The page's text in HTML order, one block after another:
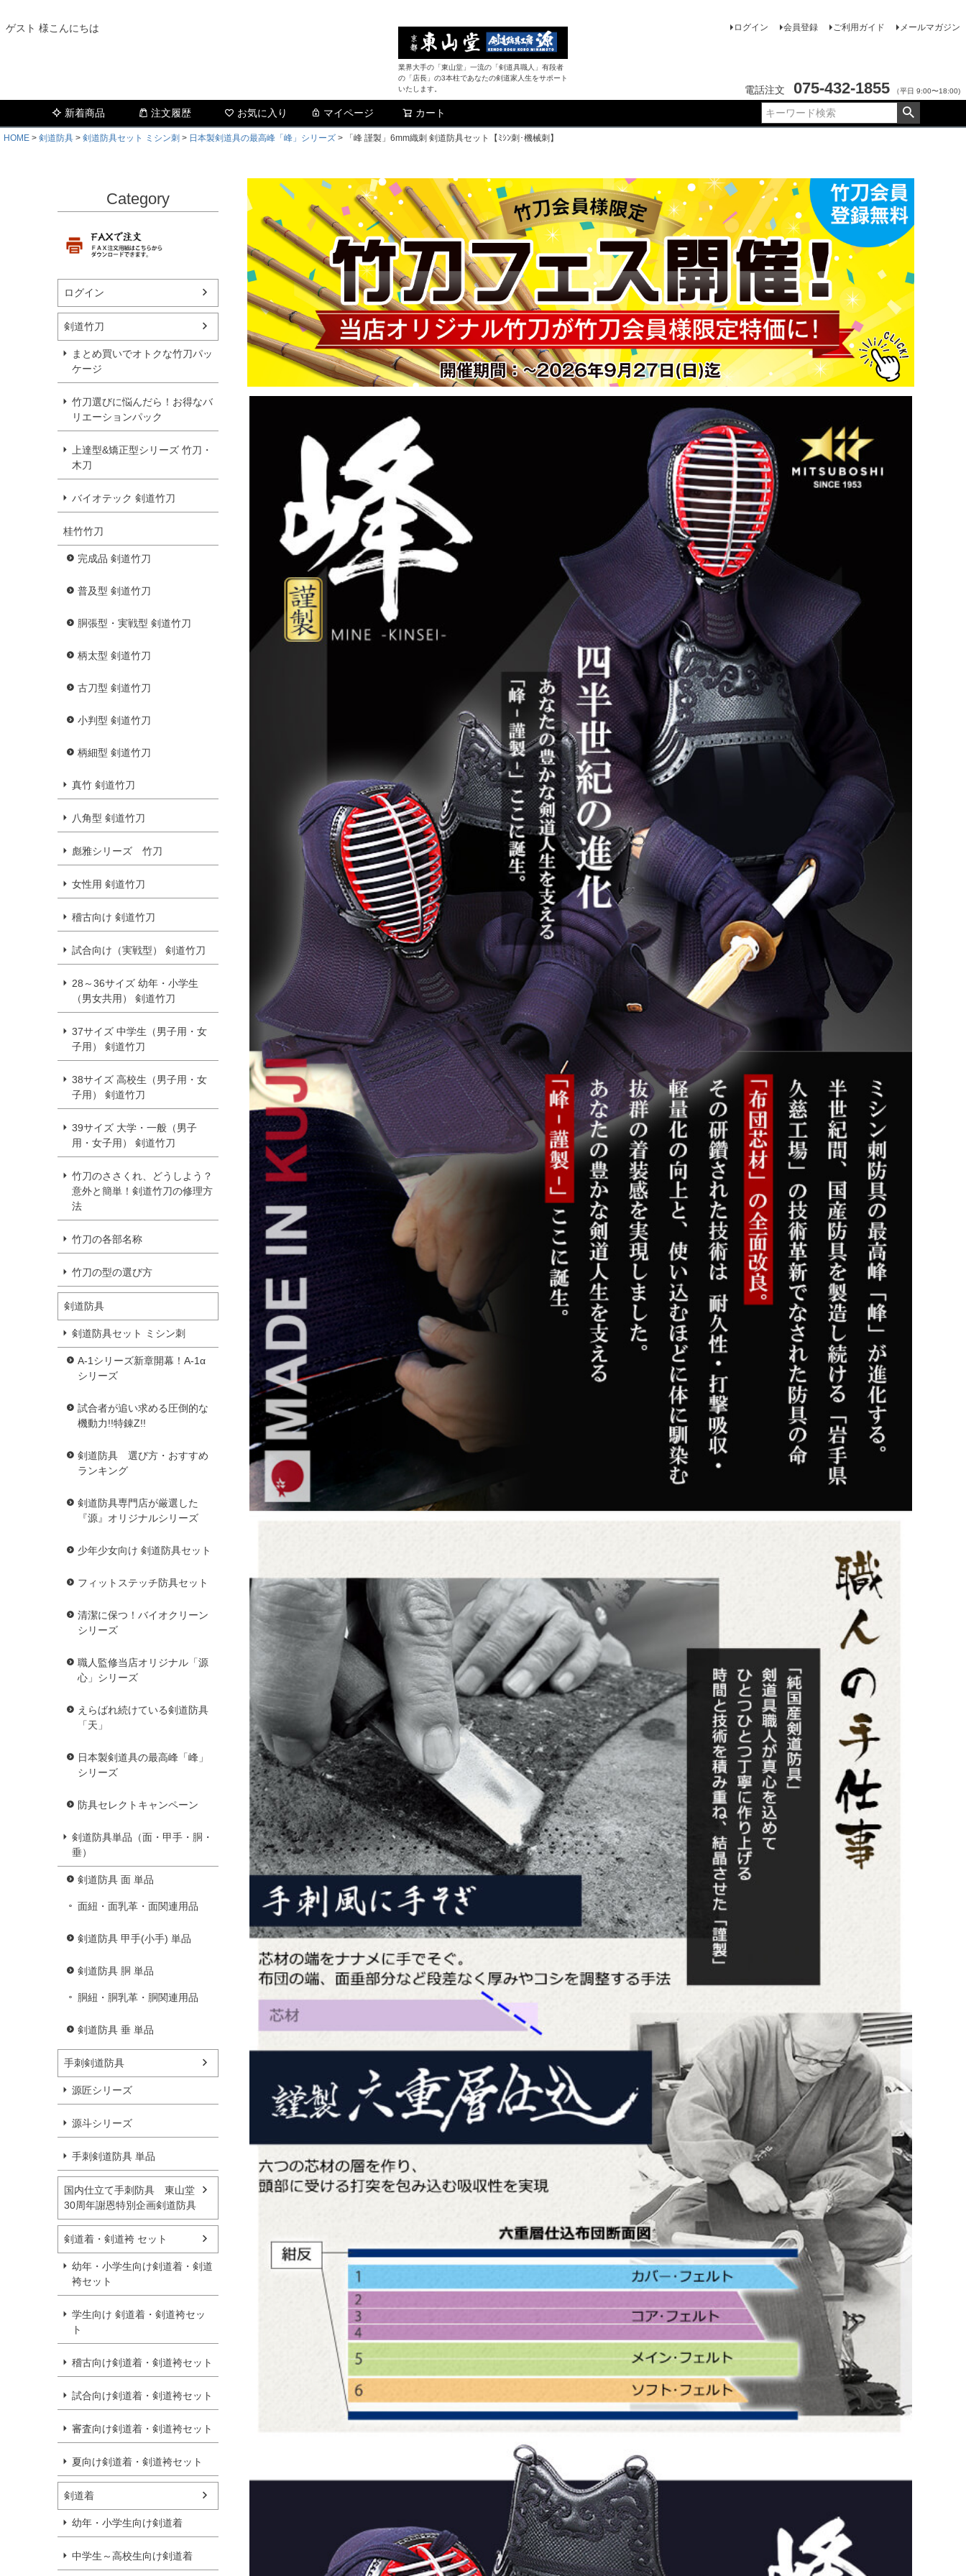
ゲスト 様こんにちは
業界大手の「東山堂」一流の「剣道具職人」有段者
の「店長」の3本柱であなたの剣道家人生をサポート
いたします。
ログイン 会員登録 ご利用ガイド メールマガジン
電話注文 075-432-1855 （平日 9:00〜18:00)
新着商品 注文履歴 お気に入り マイページ カート
HOME 剣道防具 剣道防具セット ミシン刺 日本製剣道具の最高峰「峰」シリーズ 「峰 謹製」6mm織刺 剣道防具セット【ﾐｼﾝ刺･機械刺】
Category
ログイン
剣道竹刀
まとめ買いでオトクな竹刀パッ
ケージ
竹刀選びに悩んだら！お得なバ
リエーションパック
上達型&矯正型シリーズ 竹刀・
木刀
バイオテック 剣道竹刀
桂竹竹刀
完成品 剣道竹刀
普及型 剣道竹刀
胴張型・実戦型 剣道竹刀
柄太型 剣道竹刀
古刀型 剣道竹刀
小判型 剣道竹刀
柄細型 剣道竹刀
真竹 剣道竹刀
八角型 剣道竹刀
彪雅シリーズ 竹刀
女性用 剣道竹刀
稽古向け 剣道竹刀
試合向け（実戦型） 剣道竹刀
28～36サイズ 幼年・小学生
（男女共用） 剣道竹刀
37サイズ 中学生（男子用・女
子用） 剣道竹刀
38サイズ 高校生（男子用・女
子用） 剣道竹刀
39サイズ 大学・一般（男子
用・女子用） 剣道竹刀
竹刀のささくれ、どうしよう？
意外と簡単！剣道竹刀の修理方
法
竹刀の各部名称
竹刀の型の選び方
剣道防具
剣道防具セット ミシン刺
A-1シリーズ新章開幕！A-1α
シリーズ
試合者が追い求める圧倒的な
機動力!!特錬Z!!
剣道防具 選び方・おすすめ
ランキング
剣道防具専門店が厳選した
『源』オリジナルシリーズ
少年少女向け 剣道防具セット
フィットステッチ防具セット
清潔に保つ！バイオクリーン
シリーズ
職人監修当店オリジナル「源
心」シリーズ
えらばれ続けている剣道防具
「天」
日本製剣道具の最高峰「峰」
シリーズ
防具セレクトキャンペーン
剣道防具単品（面・甲手・胴・
垂）
剣道防具 面 単品
面紐・面乳革・面関連用品
剣道防具 甲手(小手) 単品
剣道防具 胴 単品
胴紐・胴乳革・胴関連用品
剣道防具 垂 単品
手刺剣道防具
源匠シリーズ
源斗シリーズ
手刺剣道防具 単品
国内仕立て手刺防具 東山堂
30周年謝恩特別企画剣道防具
剣道着・剣道袴 セット
幼年・小学生向け剣道着・剣道
袴セット
学生向け 剣道着・剣道袴セッ
ト
稽古向け剣道着・剣道袴セット
試合向け剣道着・剣道袴セット
審査向け剣道着・剣道袴セット
夏向け剣道着・剣道袴セット
剣道着
幼年・小学生向け剣道着
中学生～高校生向け剣道着